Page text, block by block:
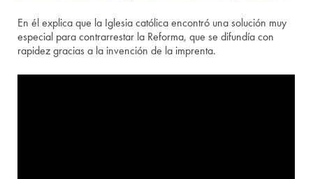
En él explica que la Iglesia católica encontró una solución muy
especial para contrarrestar la Reforma, que se difundía con
rapidez gracias a la invención de la imprenta.